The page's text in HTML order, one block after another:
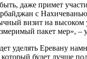
даже примет
с
визит на
пакет мер», –
уделять Еревану
будет лучше